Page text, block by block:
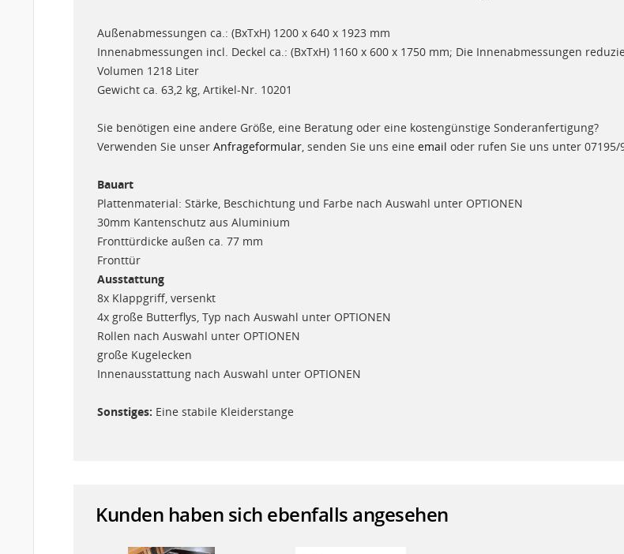
Außenabmessungen ca.: (BxTxH) 1200 x 640 x 1923 mm
Innenabmessungen incl. Deckel ca.: (BxTxH) 1160 x 600 x 1750 mm; Die Innenabmessungen
Volumen 1218 Liter
Gewicht ca. 63,2 kg, Artikel-Nr. 10201
Sie benötigen eine andere Größe, eine Beratung oder eine kostengünstige Sonderanfertigung?
Verwenden Sie unser Anfrageformular, senden Sie uns eine email oder rufen Sie uns unter 07195/
Bauart
Plattenmaterial: Stärke, Beschichtung und Farbe nach Auswahl unter OPTIONEN
30mm Kantenschutz aus Aluminium
Fronttürdicke außen ca. 77 mm
Fronttür
Ausstattung
8x Klappgriff, versenkt
4x große Butterflys, Typ nach Auswahl unter OPTIONEN
Rollen nach Auswahl unter OPTIONEN
große Kugelecken
Innenausstattung nach Auswahl unter OPTIONEN
Sonstiges: Eine stabile Kleiderstange
Kunden haben sich ebenfalls angesehen